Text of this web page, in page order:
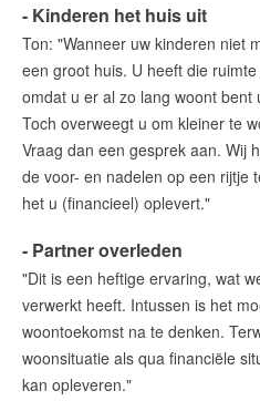
- Kinderen het huis uit
Ton: "Wanneer uw kinderen niet
een groot huis. U heeft die
omdat u er al zo lang woont
Toch overweegt u om kleiner te
Vraag dan een gesprek aan. Wij
de voor- en nadelen op een rijtje
het u (financieel) oplevert."
- Partner overleden
"Dit is een heftige ervaring, wat
verwerkt heeft. Intussen is het
woontoekomst na te denken.
woonsituatie als qua financiële
kan opleveren."